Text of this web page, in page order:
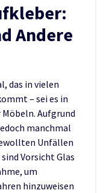
Andere
das in vielen
– sei es in
Aufgrund
manchmal
Unfällen
Vorsicht Glas
um
hinzuweisen